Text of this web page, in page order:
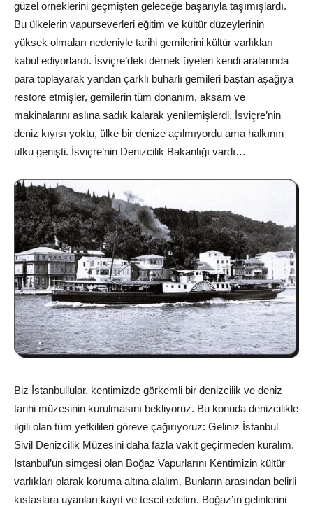
güzel örneklerini geçmişten geleceğe başarıyla taşımışlardı.
Bu ülkelerin vapurseverleri eğitim ve kültür düzeylerinin
yüksek olmaları nedeniyle tarihi gemilerini kültür varlıkları
kabul ediyorlardı. İsviçre’deki dernek üyeleri kendi aralarında
para toplayarak yandan çarklı buharlı gemileri baştan aşağıya
restore etmişler, gemilerin tüm donanım, aksam ve
makinalarını aslına sadık kalarak yenilemişlerdi. İsviçre’nin
deniz kıyısı yoktu, ülke bir denize açılmıyordu ama halkının
ufku genişti. İsviçre’nin Denizcilik Bakanlığı vardı…
Biz İstanbullular, kentimizde görkemli bir denizcilik ve deniz
tarihi müzesinin kurulmasını bekliyoruz. Bu konuda denizcilikle
ilgili olan tüm yetkilileri göreve çağırıyoruz: Geliniz İstanbul
Sivil Denizcilik Müzesini daha fazla vakit geçirmeden kuralım.
İstanbul’un simgesi olan Boğaz Vapurlarını Kentimizin kültür
varlıkları olarak koruma altına alalım. Bunların arasından belirli
kıstaslara uyanları kayıt ve tescil edelim. Boğaz’ın gelinlerini